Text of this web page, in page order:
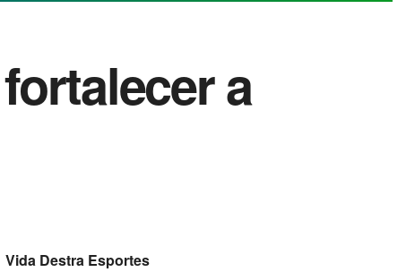
a
Vida Destra Esportes